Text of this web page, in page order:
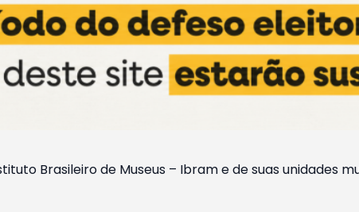
Brasileiro de Museus – Ibram e de suas unidades